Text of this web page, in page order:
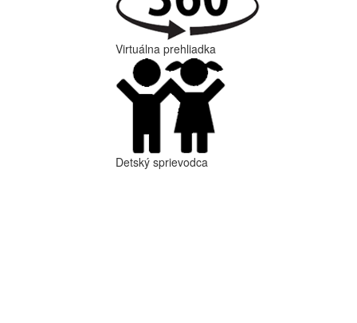
Virtuálna prehliadka
Detský sprievodca